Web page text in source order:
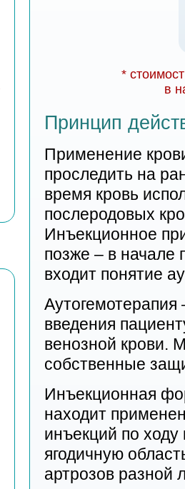
*
в
Принцип
Применение
проследить на
время кровь
послеродовых
Инъекционное
позже – в начале
входит понятие
введения
венозной крови.
собственные
Инъекционная
находит
инъекций по
ягодичную
артрозов разной